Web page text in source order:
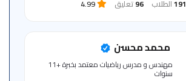
191الطلاب 96تعليق 4.99
محمد محسن
مهندس و مدرس رياضيات معتمد بخبرة +11
سنوات